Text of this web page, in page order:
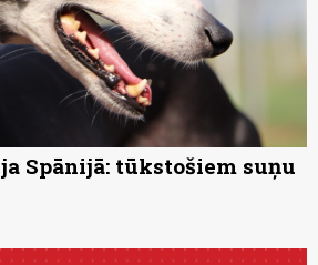
Spānijā: tūkstošiem suņu